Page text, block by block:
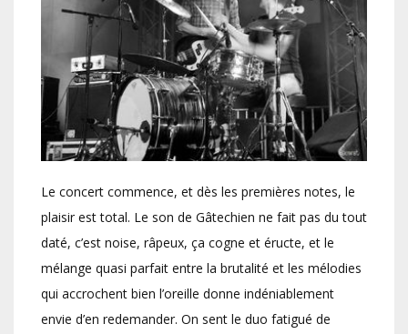
Le concert commence, et dès les premières notes, le
plaisir est total. Le son de Gâtechien ne fait pas du tout
daté, c’est noise, râpeux, ça cogne et éructe, et le
mélange quasi parfait entre la brutalité et les mélodies
qui accrochent bien l’oreille donne indéniablement
envie d’en redemander. On sent le duo fatigué de